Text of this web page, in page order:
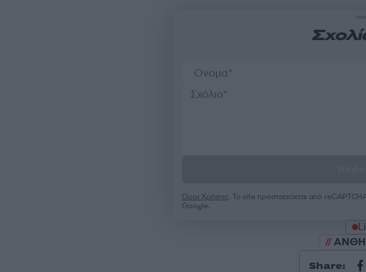
Όροι Χρήσης. Το site προστατεύεται από
Google.
ΑΝΘΗ
Share: